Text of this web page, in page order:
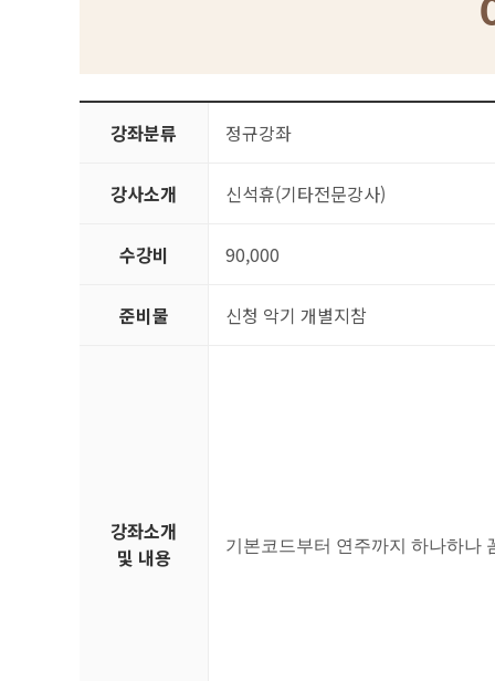
강좌분류 정규강좌
강사소개 신석휴(기타전문강사)
수강비 90,000
준비물 신청 악기 개별지참
강좌소개
및 내용
기본코드부터 연주까지 하나하나